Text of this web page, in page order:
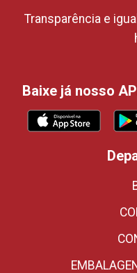
Transparência e
Baixe já nosso